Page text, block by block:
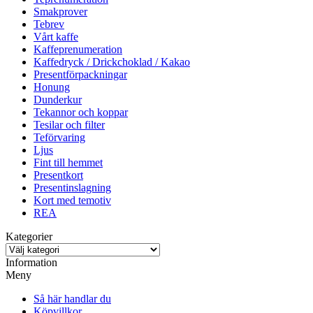
Smakprover
Tebrev
Vårt kaffe
Kaffeprenumeration
Kaffedryck / Drickchoklad / Kakao
Presentförpackningar
Honung
Dunderkur
Tekannor och koppar
Tesilar och filter
Teförvaring
Ljus
Fint till hemmet
Presentkort
Presentinslagning
Kort med temotiv
REA
Kategorier
Information
Meny
Så här handlar du